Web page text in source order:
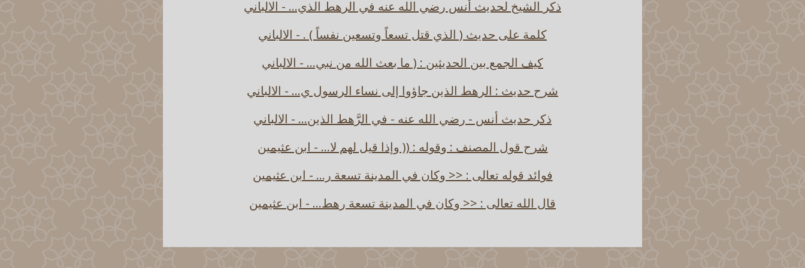
ذكر الشيخ لحديث أنس رضي الله عنه في الرهط الذي... - الالباني
كلمة على حديث ( الذي قتل تسعاً وتسعين نفساً ) . - الالباني
كيف الجمع بين الحديثين : ( ما بعث الله من نبي... - الالباني
شرح حديث : الرهط الذين جاؤوا إلى نساء الرسول ي... - الالباني
ذكر حديث أنس - رضي الله عنه - في الرَّهط الذين... - الالباني
شرح قول المصنف : وقوله : (( وإذا قيل لهم لا... - ابن عثيمين
فوائد قوله تعالى : << وكان في المدينة تسعة ر... - ابن عثيمين
قال الله تعالى : << وكان في المدينة تسعة رهط... - ابن عثيمين